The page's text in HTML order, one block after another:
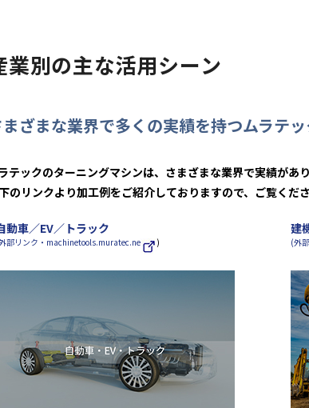
業別の主な活用シーン
ざまな業界で多くの実績を持つムラテ
テックのターニングマシンは、さまざまな業界で実績があり
のリンクより加工例をご紹介しておりますので、ご覧くださ
動車／EV／トラック
部リンク・machinetools.muratec.ne )
建
(外